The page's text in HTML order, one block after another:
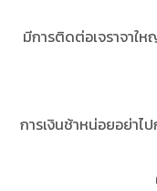
มีการติดต่อเจราจาให
การเงินช้าหน่อยอย่าไ